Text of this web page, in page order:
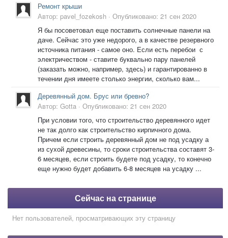
Ремонт крыши
Автор: pavel_fozekosh · Опубликовано: 21 сен 2020
Я бы посоветовал еще поставить солнечные панели на
даче. Сейчас это уже недорого, а в качестве резервного
источника питания - самое оно. Если есть перебои с
электричеством - ставите буквально пару панелей
(заказать можно, например, здесь) и гарантированно в
течении дня имеете столько энергии, сколько вам...
Деревянный дом. Брус или бревно?
Автор: Gotta · Опубликовано: 21 сен 2020
При условии того, что строительство деревянного идет
не так долго как строительство кирпичного дома.
Причем если строить деревянный дом не под усадку а
из сухой древесины, то сроки строительства составят 3-
6 месяцев, если строить будете под усадку, то конечно
еще нужно будет добавить 6-8 месяцев на усадку ...
Сейчас на странице
Нет пользователей, просматривающих эту страницу